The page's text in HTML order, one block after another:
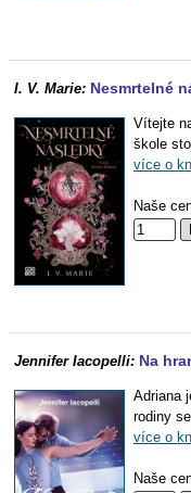
I. V. Marie: Nesmrtelné
Vítejte
škole
více o
Naše
Jennifer Iacopelli: Na
Adriana
rodiny
více o
Naše